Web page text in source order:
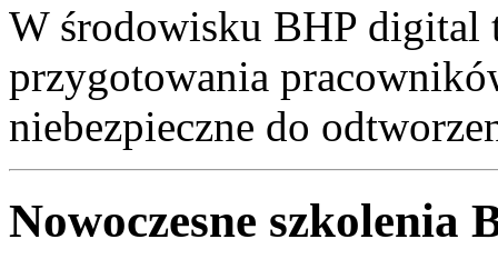
W środowisku BHP digital
przygotowania
niebezpieczne do
Nowoczesne szkolenia